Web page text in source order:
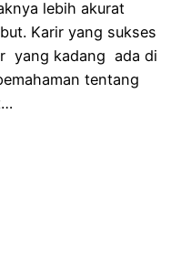
lebih akurat
Karir yang sukses
yang kadang ada di
tentang